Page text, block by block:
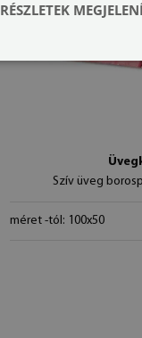
Szív üveg
méret -tól: 100x50
RÉSZLETEK